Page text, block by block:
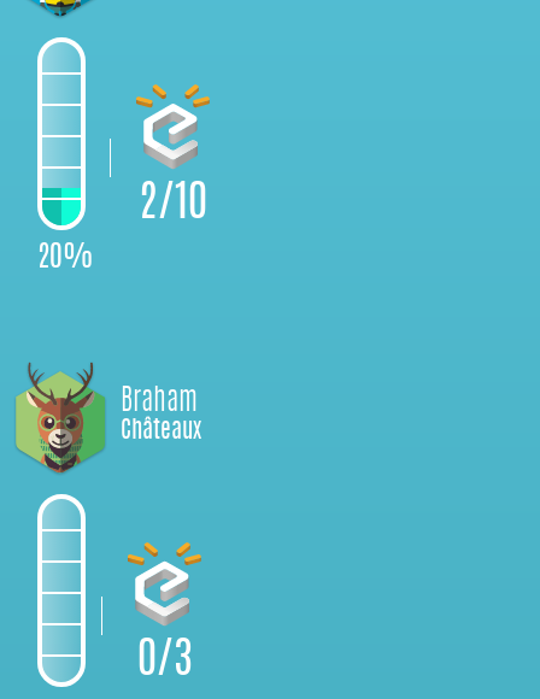
20%
2/10
Braham
Châteaux
0/3